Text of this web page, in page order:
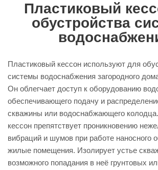
Пластиковый
обустройства
Пластиковый кессон используют для
системы водоснабжения загородного
Он облегчает доступ к оборудованию
обеспечивающего подачу и
скважины или водоснабжающего
кессон препятствует проникновению
вибраций и шумов при работе наносного
жилые помещения. Изолирует устье
возможного попадания в неё грунтовых